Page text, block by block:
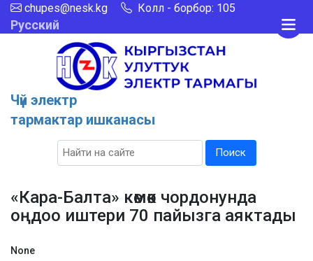
chupes@nesk.kg Колл - борбор: 105
Русский
Чүй электр
тармактар ишканасы
Поиск
«Кара-Балта» көмөк чордонунда
оңдоо иштери 70 пайызга аяктады
None